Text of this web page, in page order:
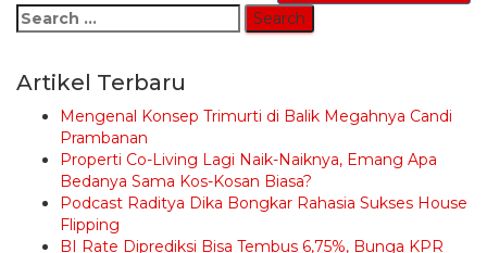
Search
for:
Artikel Terbaru
Mengenal Konsep Trimurti di Balik Megahnya Candi
Prambanan
Properti Co-Living Lagi Naik-Naiknya, Emang Apa
Bedanya Sama Kos-Kosan Biasa?
Podcast Raditya Dika Bongkar Rahasia Sukses House
Flipping
BI Rate Diprediksi Bisa Tembus 6,75%, Bunga KPR